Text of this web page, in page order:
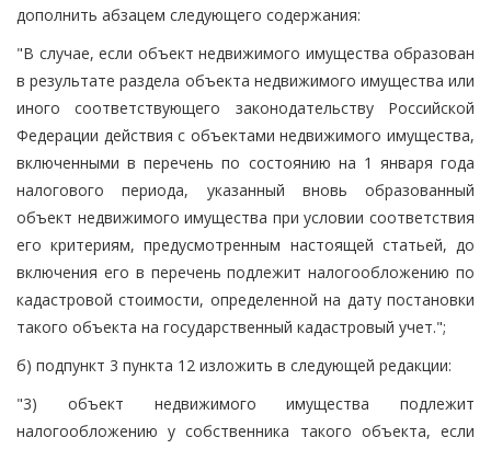
дополнить абзацем следующего содержания:
"В случае, если объект недвижимого имущества образован
в результате раздела объекта недвижимого имущества или
иного соответствующего законодательству Российской
Федерации действия с объектами недвижимого имущества,
включенными в перечень по состоянию на 1 января года
налогового периода, указанный вновь образованный
объект недвижимого имущества при условии соответствия
его критериям, предусмотренным настоящей статьей, до
включения его в перечень подлежит налогообложению по
кадастровой стоимости, определенной на дату постановки
такого объекта на государственный кадастровый учет.";
б) подпункт 3 пункта 12 изложить в следующей редакции:
"3) объект недвижимого имущества подлежит
налогообложению у собственника такого объекта, если